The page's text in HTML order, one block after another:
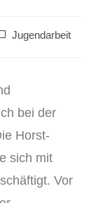
Jugendarbeit
bei der
Horst-
sich mit
Vor